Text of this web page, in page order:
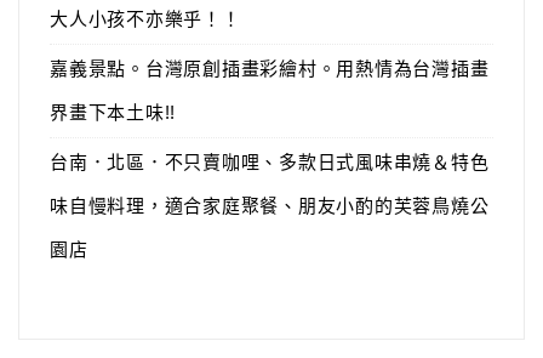
大人小孩不亦樂乎！！
嘉義景點。台灣原創插畫彩繪村。用熱情為台灣插畫
界畫下本土味!!
台南．北區．不只賣咖哩、多款日式風味串燒＆特色
味自慢料理，適合家庭聚餐、朋友小酌的芙蓉鳥燒公
園店